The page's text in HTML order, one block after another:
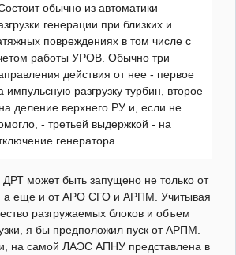
Состоит обычно из автоматики
генерации при близких и
повреждениях в том числе с
работы УРОВ. Обычно три
действия от нее - первое
импульсную разгрузку турбин, второе
деление верхнего РУ и, если не
- третьей выдержкой - на
генератора.
ДРТ может быть запущено не только от
а еще и от АРО СГО и АРПМ. Учитывая
разгружаемых блоков и объем
я бы предположил пуск от АРПМ.
на самой ЛАЭС АПНУ представлена в